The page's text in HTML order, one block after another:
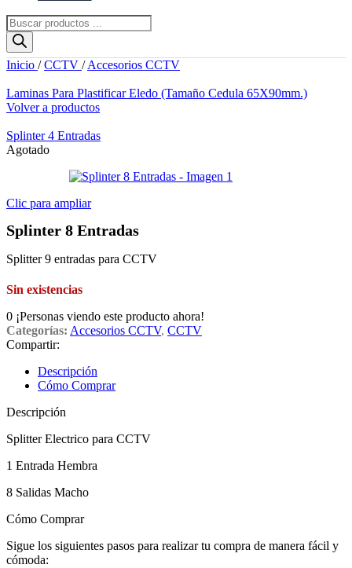
Búsqueda
de
productos
Inicio / CCTV / Accesorios CCTV
Laminas Para Plastificar Eledo (Tamaño Cedula 65X90mm.)
Volver a productos
Splinter 4 EntradasEl
era:
El
es:
Agotado
Clic para ampliar
Splinter 8 Entradas
Splitter 9 entradas para CCTV
Sin existencias
0 ¡Personas viendo este producto ahora!
Categorías: Accesorios CCTV, CCTV
Compartir:
Descripción
Cómo Comprar
Descripción
Splitter Electrico para CCTV
1 Entrada Hembra
8 Salidas Macho
Cómo Comprar
Sigue los siguientes pasos para realizar tu compra de manera fácil y
cómoda: